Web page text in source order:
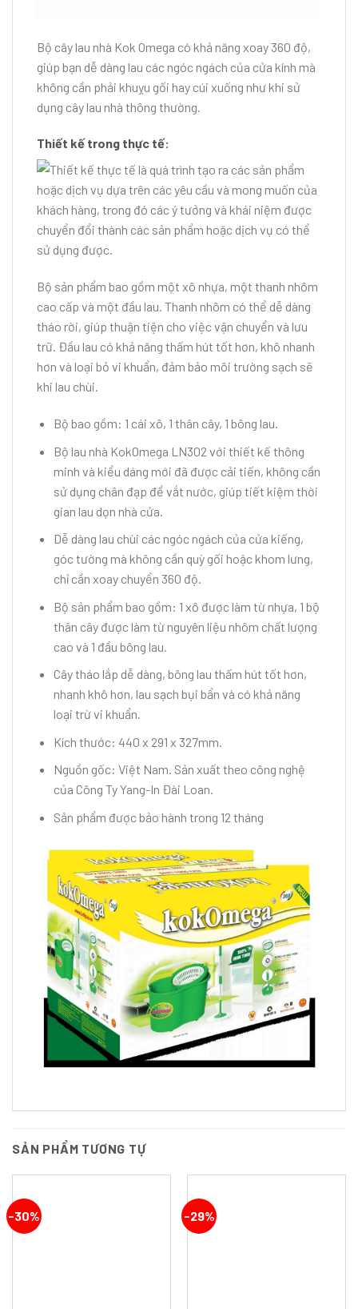
Bộ cây lau nhà Kok Omega có khả năng xoay 360 độ,
giúp bạn dễ dàng lau các ngóc ngách của cửa kính mà
không cần phải khuỵu gối hay cúi xuống như khi sử
dụng cây lau nhà thông thường.
Thiết kế trong thực tế:
Bộ sản phẩm bao gồm một xô nhựa, một thanh nhôm
cao cấp và một đầu lau. Thanh nhôm có thể dễ dàng
tháo rời, giúp thuận tiện cho việc vận chuyển và lưu
trữ. Đầu lau có khả năng thấm hút tốt hơn, khô nhanh
hơn và loại bỏ vi khuẩn, đảm bảo môi trường sạch sẽ
khi lau chùi.
Bộ bao gồm: 1 cái xô, 1 thân cây, 1 bông lau.
Bộ lau nhà KokOmega LN302 với thiết kế thông
minh và kiểu dáng mới đã được cải tiến, không cần
sử dụng chân đạp để vắt nước, giúp tiết kiệm thời
gian lau dọn nhà cửa.
Dễ dàng lau chùi các ngóc ngách của cửa kiếng,
góc tường mà không cần quỳ gối hoặc khom lưng,
chỉ cần xoay chuyển 360 độ.
Bộ sản phẩm bao gồm: 1 xô được làm từ nhựa, 1 bộ
thân cây được làm từ nguyên liệu nhôm chất lượng
cao và 1 đầu bông lau.
Cây tháo lắp dễ dàng, bông lau thấm hút tốt hơn,
nhanh khô hơn, lau sạch bụi bẩn và có khả năng
loại trừ vi khuẩn.
Kích thước: 440 x 291 x 327mm.
Nguồn gốc: Việt Nam. Sản xuất theo công nghệ
của Công Ty Yang-In Đài Loan.
Sản phẩm được bảo hành trong 12 tháng
SẢN PHẨM TƯƠNG TỰ
-30% -29%